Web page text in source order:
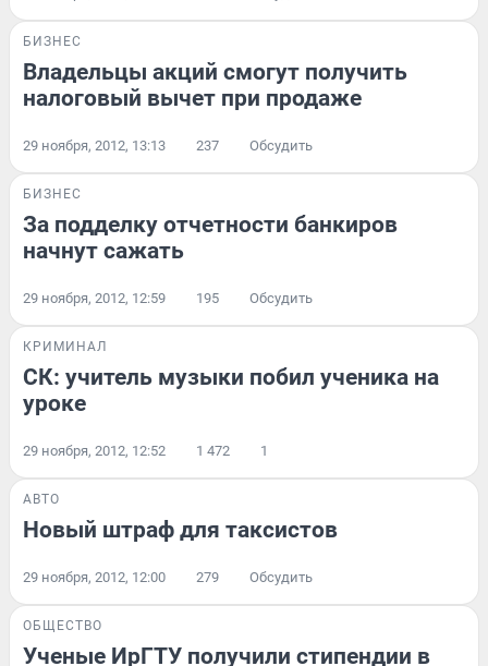
БИЗНЕС
Владельцы акций смогут получить
налоговый вычет при продаже
29 ноября, 2012, 13:13 237 Обсудить
БИЗНЕС
За подделку отчетности банкиров
начнут сажать
29 ноября, 2012, 12:59 195 Обсудить
КРИМИНАЛ
СК: учитель музыки побил ученика на
уроке
29 ноября, 2012, 12:52 1 472 1
АВТО
Новый штраф для таксистов
29 ноября, 2012, 12:00 279 Обсудить
ОБЩЕСТВО
Ученые ИрГТУ получили стипендии в